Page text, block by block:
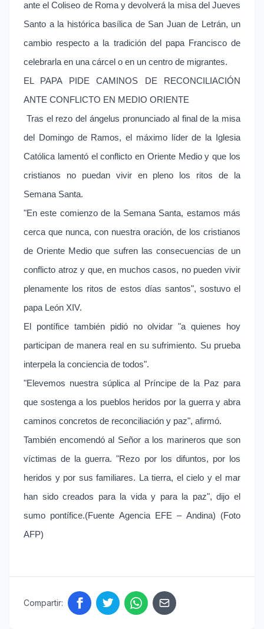
ante el Coliseo de Roma y devolverá la misa del Jueves
Santo a la histórica basílica de San Juan de Letrán, un
cambio respecto a la tradición del papa Francisco de
celebrarla en una cárcel o en un centro de migrantes.
EL PAPA PIDE CAMINOS DE RECONCILIACIÓN
ANTE CONFLICTO EN MEDIO ORIENTE
Tras el rezo del ángelus pronunciado al final de la misa
del Domingo de Ramos, el máximo líder de la Iglesia
Católica lamentó el conflicto en Oriente Medio y que los
cristianos no puedan vivir en pleno los ritos de la
Semana Santa.
"En este comienzo de la Semana Santa, estamos más
cerca que nunca, con nuestra oración, de los cristianos
de Oriente Medio que sufren las consecuencias de un
conflicto atroz y que, en muchos casos, no pueden vivir
plenamente los ritos de estos días santos", sostuvo el
papa León XIV.
El pontífice también pidió no olvidar "a quienes hoy
participan de manera real en su sufrimiento. Su prueba
interpela la conciencia de todos".
"Elevemos nuestra súplica al Príncipe de la Paz para
que sostenga a los pueblos heridos por la guerra y abra
caminos concretos de reconciliación y paz", afirmó.
También encomendó al Señor a los marineros que son
víctimas de la guerra. "Rezo por los difuntos, por los
heridos y por sus familiares. La tierra, el cielo y el mar
han sido creados para la vida y para la paz", dijo el
sumo pontífice.(Fuente Agencia EFE – Andina) (Foto
AFP)
Compartir: